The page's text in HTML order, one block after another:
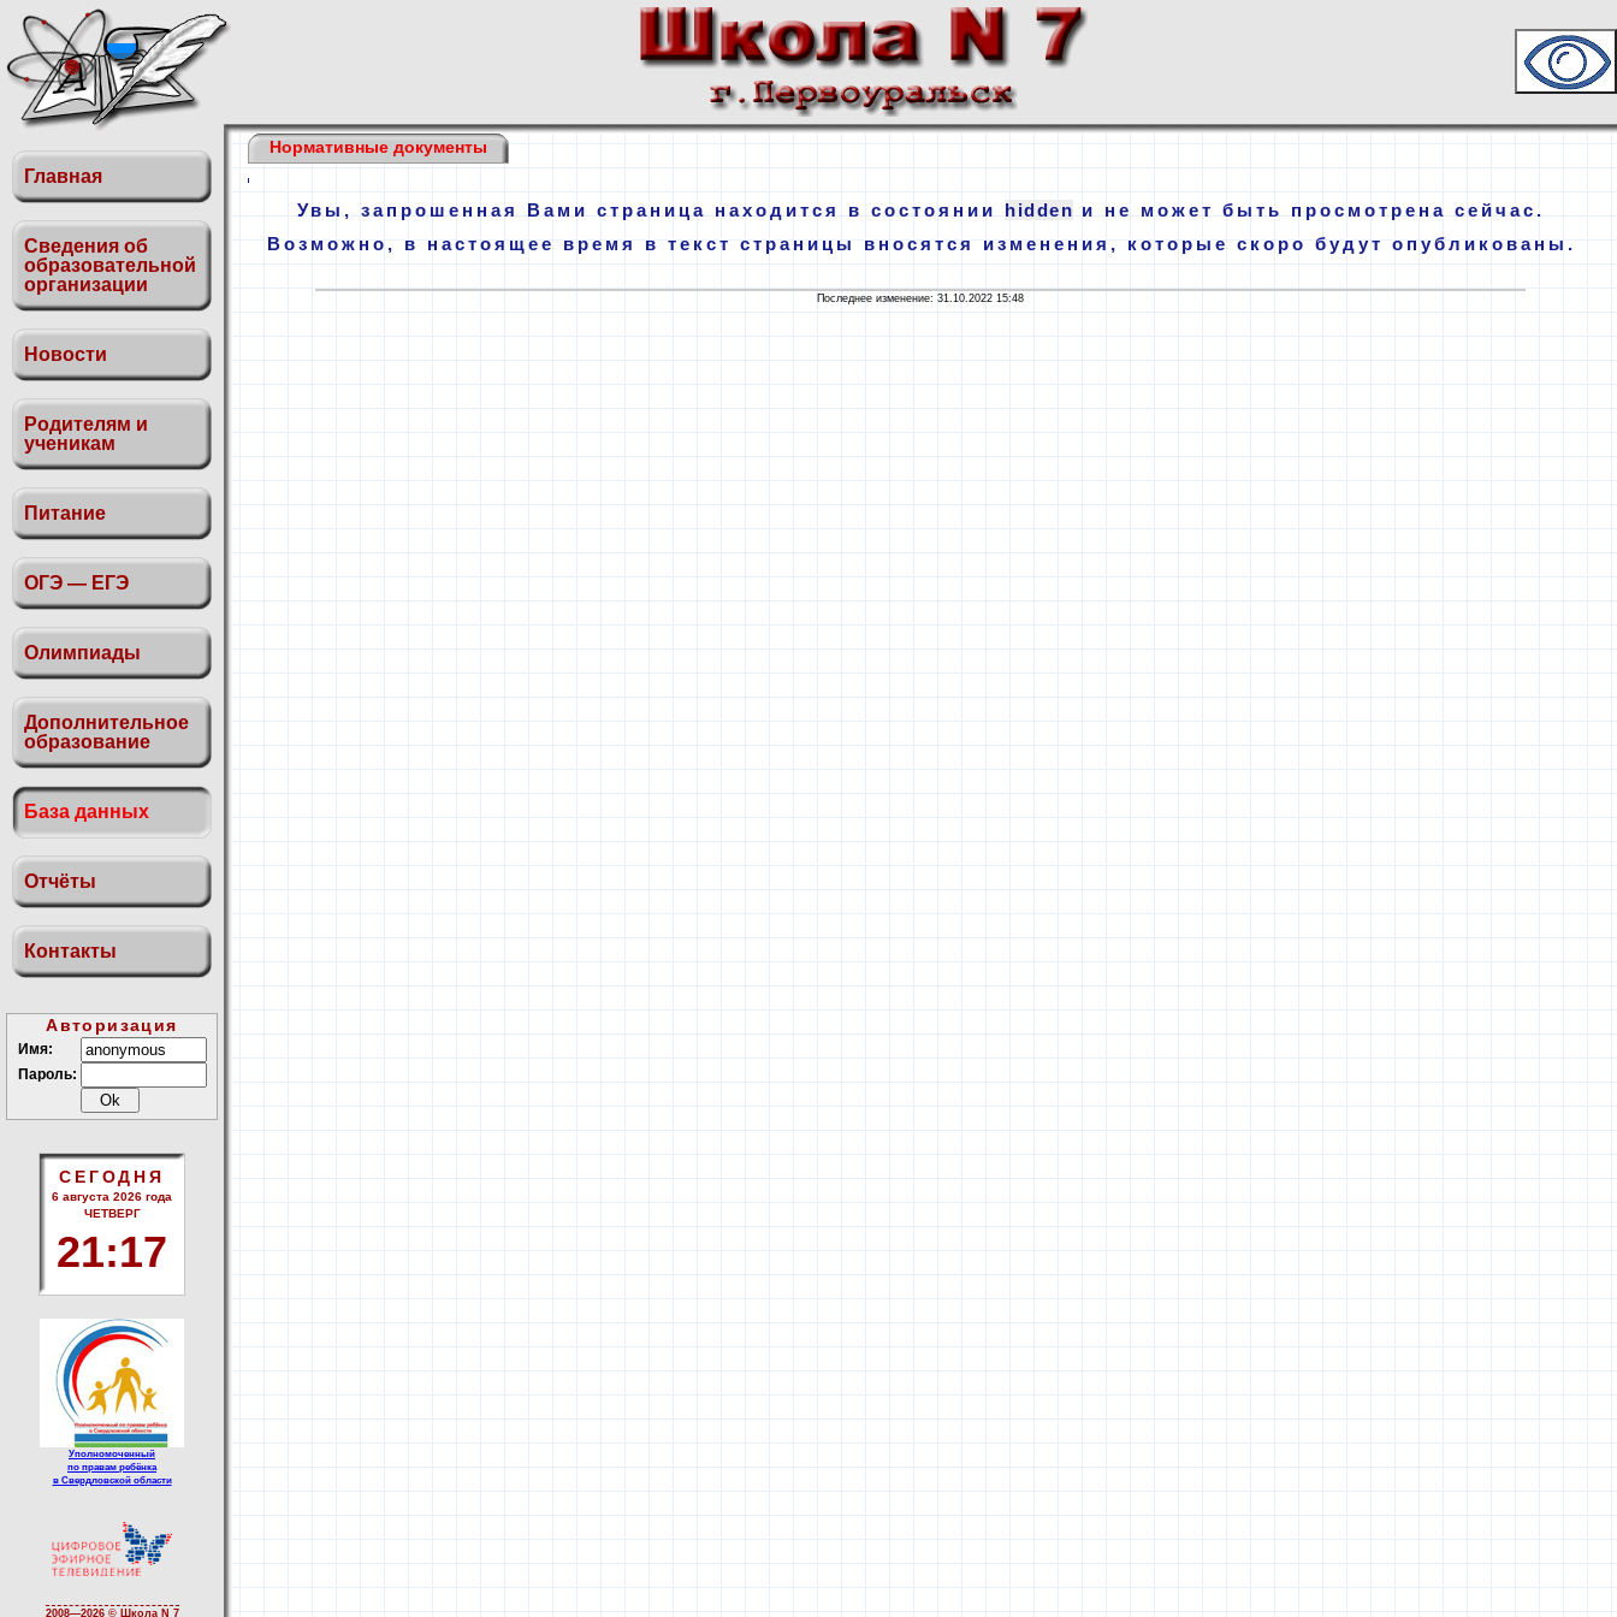
Главная
Сведения об
образовательной
организации
Новости
Родителям и
ученикам
Питание
ОГЭ — ЕГЭ
Олимпиады
Дополнительное
образование
База данных
Отчёты
Контакты
Авторизация
Имя:
Пароль:
СЕГОДНЯ
6 августа 2026 года
ЧЕТВЕРГ
21:17
Уполномоченный
по правам ребёнка
в Свердловской области
2008—2026 © Школа N 7
Нормативные документы
Увы, запрошенная Вами страница находится в состоянии hidden и не может быть просмотрена сейчас.
Возможно, в настоящее время в текст страницы вносятся изменения, которые скоро будут опубликованы.
Последнее изменение: 31.10.2022 15:48